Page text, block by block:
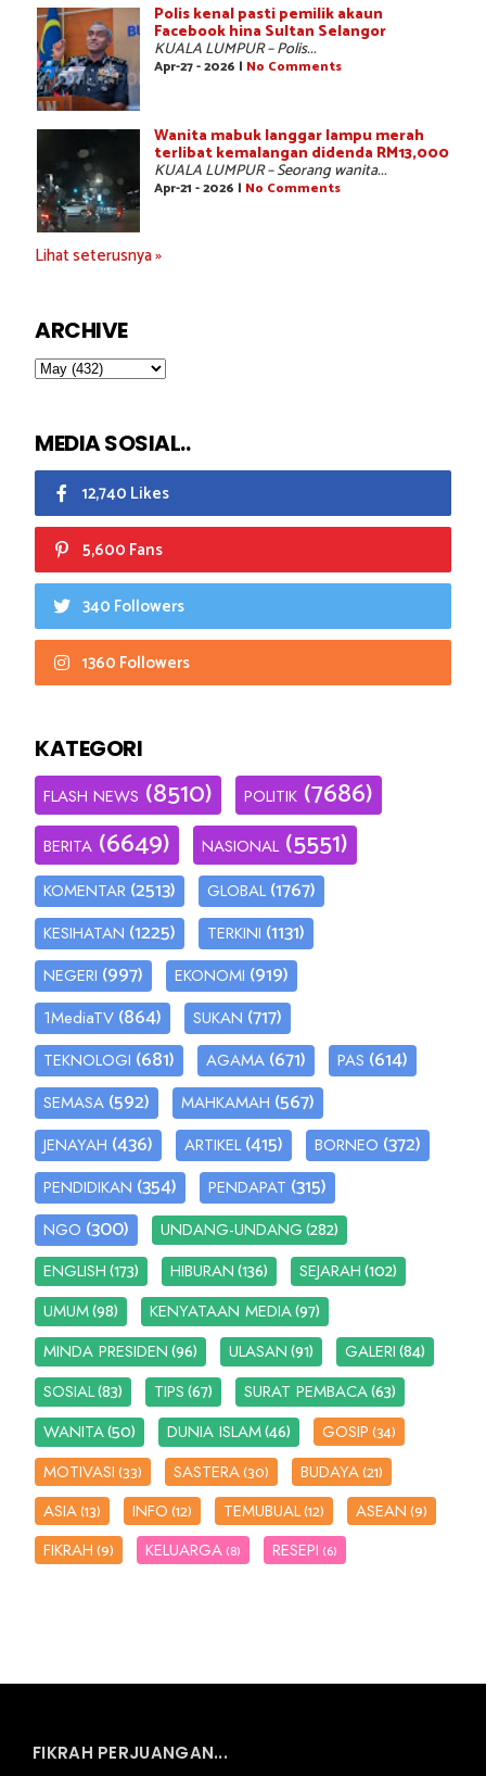
Polis kenal pasti pemilik akaun
Facebook hina Sultan Selangor
KUALA LUMPUR – Polis...
Apr-27 - 2026 | No Comments
Wanita mabuk langgar lampu merah
terlibat kemalangan didenda RM13,000
KUALA LUMPUR – Seorang wanita...
Apr-21 - 2026 | No Comments
Lihat seterusnya »
ARCHIVE
MEDIA SOSIAL..
12,740 Likes
5,600 Fans
340 Followers
1360 Followers
KATEGORI
FLASH NEWS (8510) POLITIK (7686)
BERITA (6649) NASIONAL (5551)
KOMENTAR (2513) GLOBAL (1767)
KESIHATAN (1225) TERKINI (1131)
NEGERI (997) EKONOMI (919)
1MediaTV (864) SUKAN (717)
TEKNOLOGI (681) AGAMA (671) PAS (614)
SEMASA (592) MAHKAMAH (567)
JENAYAH (436) ARTIKEL (415) BORNEO (372)
PENDIDIKAN (354) PENDAPAT (315)
NGO (300) UNDANG-UNDANG(282)
ENGLISH(173) HIBURAN(136) SEJARAH(102)
UMUM(98) KENYATAAN MEDIA(97)
MINDA PRESIDEN(96) ULASAN(91) GALERI(84)
SOSIAL(83) TIPS(67) SURAT PEMBACA(63)
WANITA(50) DUNIA ISLAM(46) GOSIP(34)
MOTIVASI(33) SASTERA(30) BUDAYA(21)
ASIA(13) INFO(12) TEMUBUAL(12) ASEAN(9)
FIKRAH(9) KELUARGA (8) RESEPI (6)
FIKRAH PERJUANGAN...